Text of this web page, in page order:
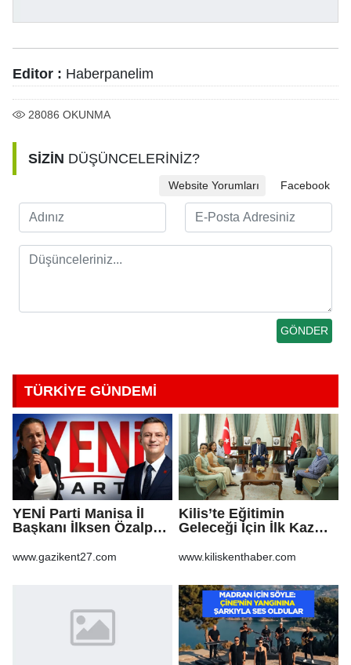
Editor : Haberpanelim
28086 OKUNMA
SİZİN DÜŞÜNCELERİNİZ?
Website Yorumları Facebook
TÜRKİYE GÜNDEMİ
YENİ Parti Manisa İl
Başkanı İlksen Özalper
www.gazikent27.com
Kilis’te Eğitimin
Geleceği İçin İlk Kazma
www.kiliskenthaber.com